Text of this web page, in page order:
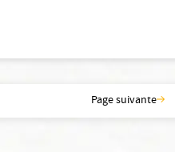
Page suivante